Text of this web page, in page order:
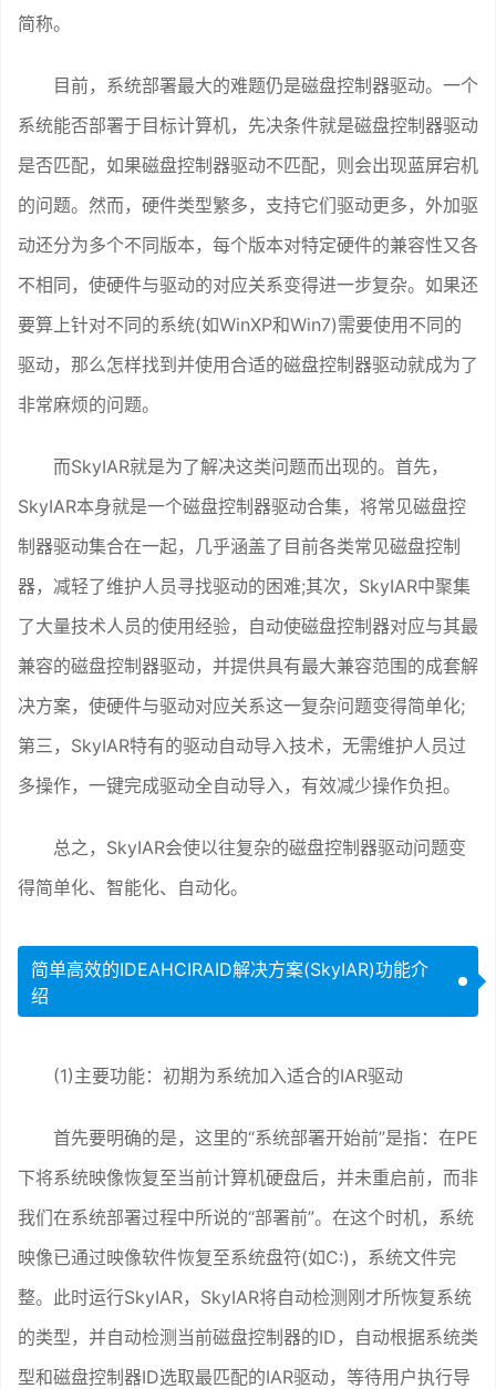
简称。
目前，系统部署最大的难题仍是磁盘控制器驱动。一个
系统能否部署于目标计算机，先决条件就是磁盘控制器驱动
是否匹配，如果磁盘控制器驱动不匹配，则会出现蓝屏宕机
的问题。然而，硬件类型繁多，支持它们驱动更多，外加驱
动还分为多个不同版本，每个版本对特定硬件的兼容性又各
不相同，使硬件与驱动的对应关系变得进一步复杂。如果还
要算上针对不同的系统(如WinXP和Win7)需要使用不同的
驱动，那么怎样找到并使用合适的磁盘控制器驱动就成为了
非常麻烦的问题。
而SkyIAR就是为了解决这类问题而出现的。首先，
SkyIAR本身就是一个磁盘控制器驱动合集，将常见磁盘控
制器驱动集合在一起，几乎涵盖了目前各类常见磁盘控制
器，减轻了维护人员寻找驱动的困难;其次，SkyIAR中聚集
了大量技术人员的使用经验，自动使磁盘控制器对应与其最
兼容的磁盘控制器驱动，并提供具有最大兼容范围的成套解
决方案，使硬件与驱动对应关系这一复杂问题变得简单化;
第三，SkyIAR特有的驱动自动导入技术，无需维护人员过
多操作，一键完成驱动全自动导入，有效减少操作负担。
总之，SkyIAR会使以往复杂的磁盘控制器驱动问题变
得简单化、智能化、自动化。
简单高效的IDEAHCIRAID解决方案(SkyIAR)功能介
绍
(1)主要功能：初期为系统加入适合的IAR驱动
首先要明确的是，这里的“系统部署开始前”是指：在PE
下将系统映像恢复至当前计算机硬盘后，并未重启前，而非
我们在系统部署过程中所说的“部署前”。在这个时机，系统
映像已通过映像软件恢复至系统盘符(如C:)，系统文件完
整。此时运行SkyIAR，SkyIAR将自动检测刚才所恢复系统
的类型，并自动检测当前磁盘控制器的ID，自动根据系统类
型和磁盘控制器ID选取最匹配的IAR驱动，等待用户执行导